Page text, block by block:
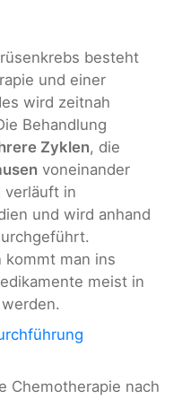
besteht
und einer
wird zeitnah
Behandlung
Zyklen, die
voneinander
verläuft in
und wird anhand
kommt man ins
meist in
Chemotherapie nach